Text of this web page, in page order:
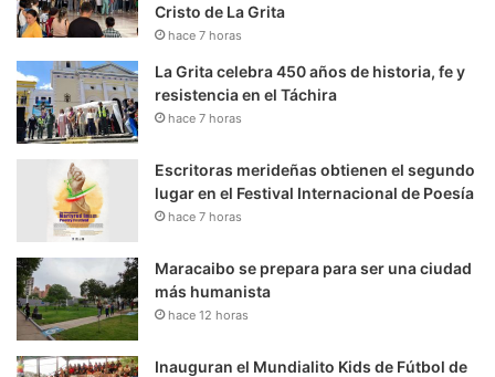
Cristo de La Grita
hace 7 horas
La Grita celebra 450 años de historia, fe y
resistencia en el Táchira
hace 7 horas
Escritoras merideñas obtienen el segundo
lugar en el Festival Internacional de Poesía
hace 7 horas
Maracaibo se prepara para ser una ciudad
más humanista
hace 12 horas
Inauguran el Mundialito Kids de Fútbol de